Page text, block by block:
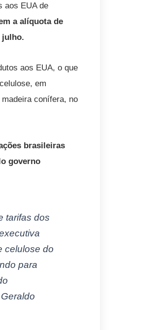
aos EUA de
a alíquota de
julho.
aos EUA, o que
em
conífera, no
brasileiras
governo
tarifas dos
celulose do
para